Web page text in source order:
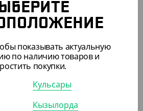
БУН, 100*60*300 мм
показывать актуальную
по наличию товаров и
покупки.
Кульсары
Кызылорда